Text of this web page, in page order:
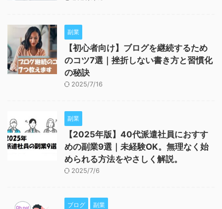
副業
【初心者向け】ブログを継続するため
のコツ7選｜挫折しない書き方と習慣化
の秘訣
2025/7/16
副業
【2025年版】40代派遣社員におすす
めの副業9選｜未経験OK。無理なく始
められる方法をやさしく解説。
2025/7/6
ブログ 副業